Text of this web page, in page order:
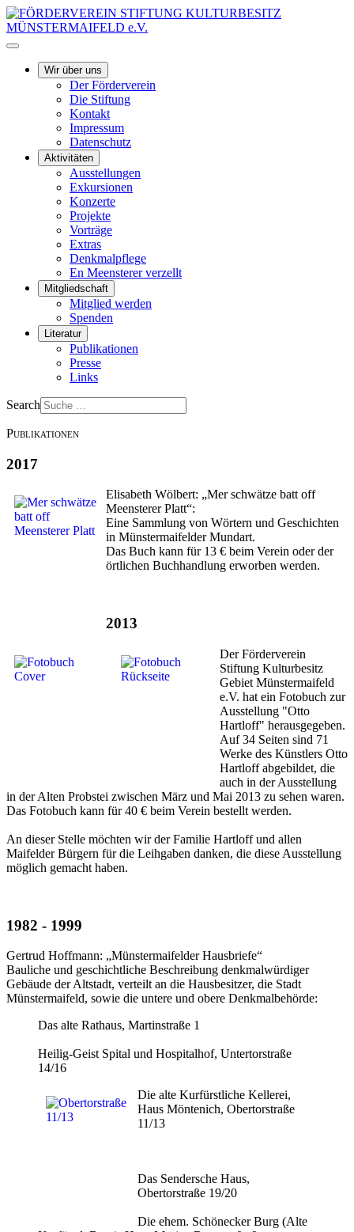
Wir über uns
Der Förderverein
Die Stiftung
Kontakt
Impressum
Datenschutz
Aktivitäten
Ausstellungen
Exkursionen
Konzerte
Projekte
Vorträge
Extras
Denkmalpflege
En Meensterer verzellt
Mitgliedschaft
Mitglied werden
Spenden
Literatur
Publikationen
Presse
Links
Search
Publikationen
2017
Elisabeth Wölbert: „Mer schwätze batt off
Meensterer Platt“:
Eine Sammlung von Wörtern und Geschichten
in Münstermaifelder Mundart.
Das Buch kann für 13 € beim Verein oder der
örtlichen Buchhandlung erworben werden.
2013
Der Förderverein
Stiftung Kulturbesitz
Gebiet Münstermaifeld
e.V. hat ein Fotobuch zur
Ausstellung "Otto
Hartloff" herausgegeben.
Auf 34 Seiten sind 71
Werke des Künstlers Otto
Hartloff abgebildet, die
auch in der Ausstellung
in der Alten Probstei zwischen März und Mai 2013 zu sehen waren.
Das Fotobuch kann für 40 € beim Verein bestellt werden.
An dieser Stelle möchten wir der Familie Hartloff und allen
Maifelder Bürgern für die Leihgaben danken, die diese Ausstellung
möglich gemacht haben.
1982 - 1999
Gertrud Hoffmann: „Münstermaifelder Hausbriefe“
Bauliche und geschichtliche Beschreibung denkmalwürdiger
Gebäude der Altstadt, verteilt an die Hausbesitzer, die Stadt
Münstermaifeld, sowie die untere und obere Denkmalbehörde:
Das alte Rathaus, Martinstraße 1
Heilig-Geist Spital und Hospitalhof, Untertorstraße
14/16
Die alte Kurfürstliche Kellerei,
Haus Möntenich, Obertorstraße
11/13
Das Sendersche Haus,
Obertorstraße 19/20
Die ehem. Schönecker Burg (Alte